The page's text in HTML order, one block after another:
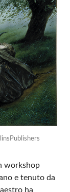
workshop
e tenuto da
ha